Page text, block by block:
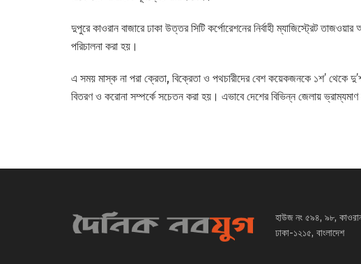
দুপুরে কাওরান বাজারে ঢাকা উত্তর সিটি কর্পোরেশনের নির্বাহী ম্যাজিস্ট্রেট
পরিচালনা করা হয়।
এ সময় মাস্ক না পরা ক্রেতা, বিক্রেতা ও পথচারীদের বেশ কয়েকজনকে ১শ’ থেকে
বিতরণ ও করোনা সম্পর্কে সচেতন করা হয়। এভাবে দেশের বিভিন্ন জেলায়
হাউজ নং ৫৯৪, ৯৮,
ঢাকা-১২১৫, বাংলাদেশ